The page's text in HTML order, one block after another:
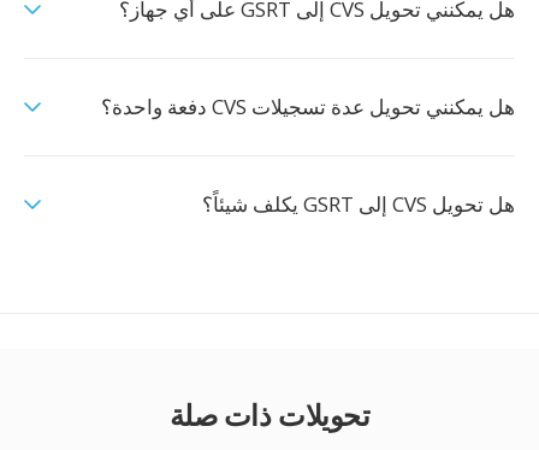
هل يمكنني تحويل CVS إلى GSRT على أي جهاز؟
هل يمكنني تحويل عدة تسجيلات CVS دفعة واحدة؟
هل تحويل CVS إلى GSRT يكلف شيئاً؟
تحويلات ذات صلة